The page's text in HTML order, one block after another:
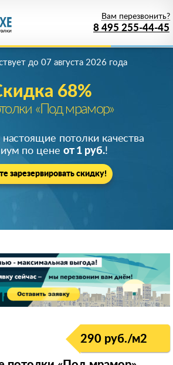
8 495 255-44-45
Вам перезвонить?
68%
«Под мрамор»
до 07 августа 2026 года
настоящие потолки качества
по цене от 1 руб.!
зарезервировать скидку!
290 руб./м2